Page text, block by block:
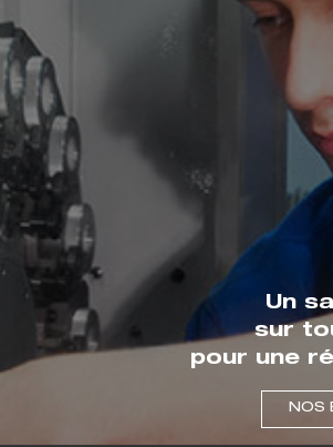
Un
sur
pour une
NOS
SERVICE
02 41 73